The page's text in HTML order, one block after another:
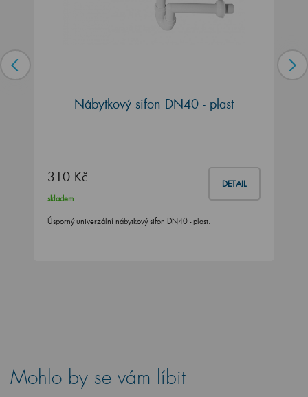
Nábytkový sifon DN40 - plast
310 Kč DETAIL
skladem
Úsporný univerzální nábytkový sifon DN40 - plast.
Mohlo by se vám líbit